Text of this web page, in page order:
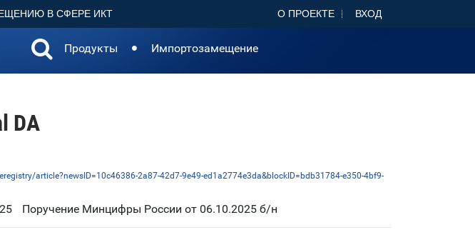
В СФЕРЕ ИКТ О ПРОЕКТЕ ВХОД
Продукты Импортозамещение
DA
article?newsID=10c46386-2a87-42d7-9e49-ed1a2774e3da&blockID=bdb31784-e350-4bf9-
Поручение Минцифры России от 06.10.2025 б/н